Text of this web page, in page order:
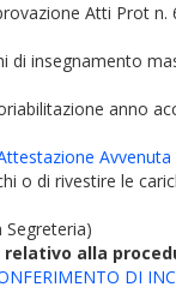
Atti Prot n.
di insegnamento
anno
o di rivestire le
alla
DI